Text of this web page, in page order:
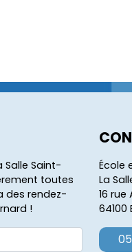
Salle Saint-
toutes
des rendez-
!
École
La
16
64100